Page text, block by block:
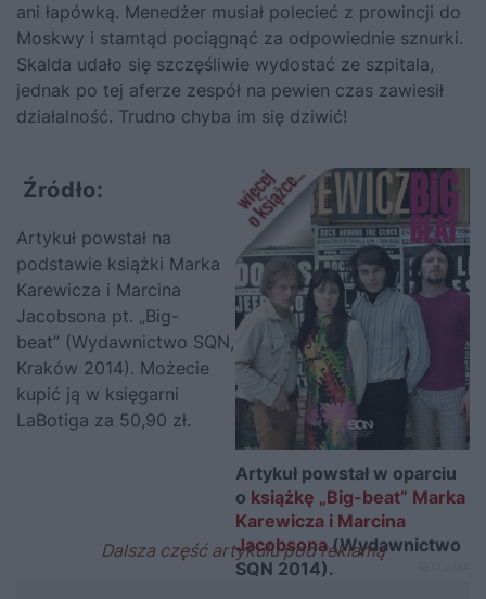
ani łapówką. Menedżer musiał polecieć z prowincji do
Moskwy i stamtąd pociągnąć za odpowiednie sznurki.
Skalda udało się szczęśliwie wydostać ze szpitala,
jednak po tej aferze zespół na pewien czas zawiesił
działalność. Trudno chyba im się dziwić!
Artykuł powstał w oparciu
o książkę „Big-beat” Marka
Karewicza i Marcina
Jacobsona(Wydawnictwo
SQN 2014).
Źródło:
Artykuł powstał na
podstawie książki Marka
Karewicza i Marcina
Jacobsona pt. „Big-
beat” (Wydawnictwo SQN,
Kraków 2014). Możecie
kupić ją w księgarni
LaBotiga za 50,90 zł.